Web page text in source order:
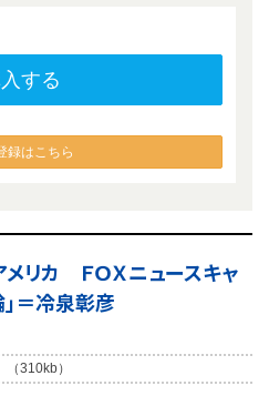
する
録はこちら
リカ ＦＯＸニュースキャ
＝冷泉彰彦
310kb）